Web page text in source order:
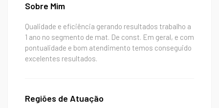
Sobre Mim
Qualidade e eficiência gerando resultados trabalho a
1 ano no segmento de mat. De const. Em geral, e com
pontualidade e bom atendimento temos conseguido
excelentes resultados.
Regiões de Atuação